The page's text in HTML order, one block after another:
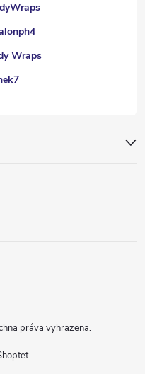
Wraps
práva vyhrazena.